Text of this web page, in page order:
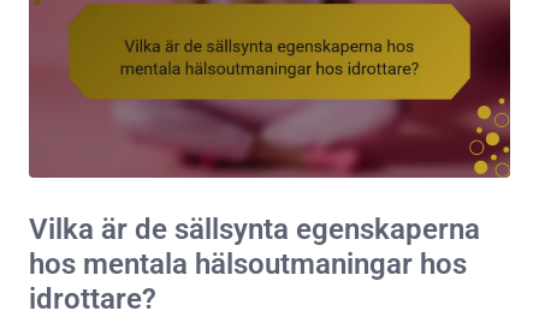
Vilka är de sällsynta egenskaperna
hos mentala hälsoutmaningar hos
idrottare?